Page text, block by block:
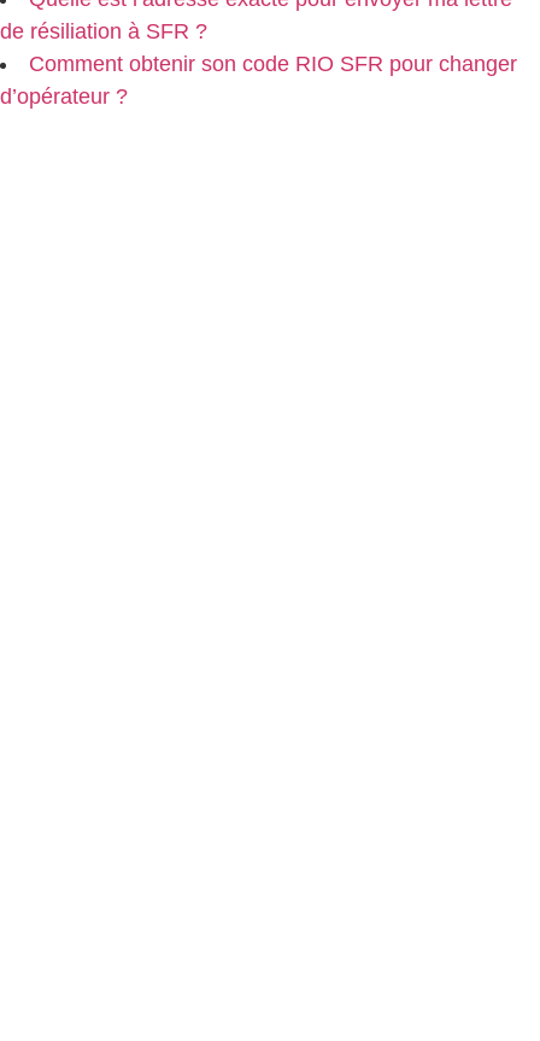
de résiliation à SFR ?
Comment obtenir son code RIO SFR pour changer
d’opérateur ?